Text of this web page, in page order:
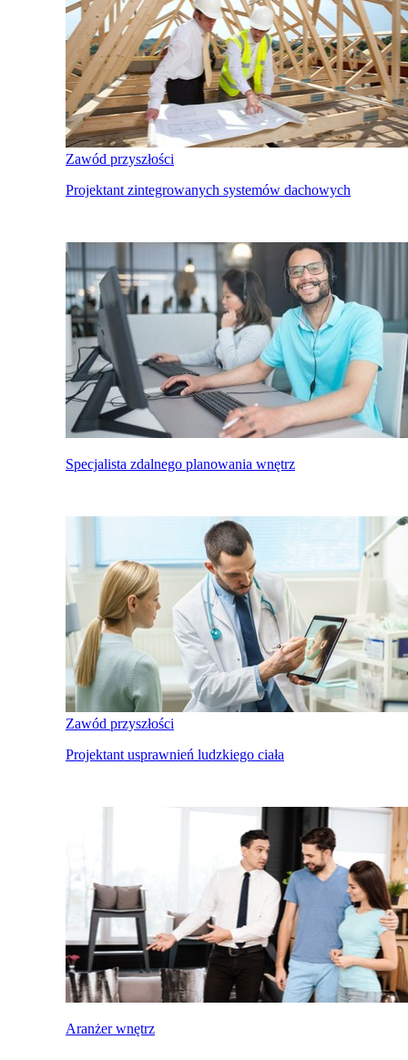
Zawód przyszłości
Projektant zintegrowanych systemów dachowych
Specjalista zdalnego planowania wnętrz
Zawód przyszłości
Projektant usprawnień ludzkiego ciała
Aranżer wnętrz